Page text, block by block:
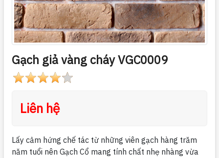
Gạch giả vàng cháy VGC0009
Liên hệ
Lấy cảm hứng chế tác từ những viên gạch hàng trăm
năm tuổi nên Gạch Cổ mang tính chất nhẹ nhàng vừa